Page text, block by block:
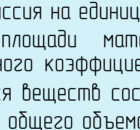
на
веществ